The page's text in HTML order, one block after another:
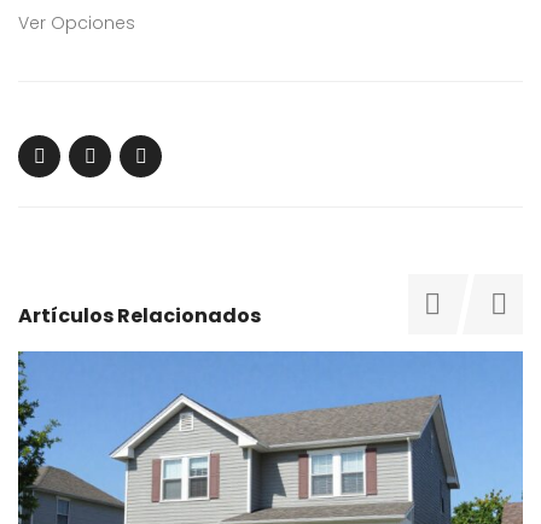
Ver Opciones
Artículos Relacionados